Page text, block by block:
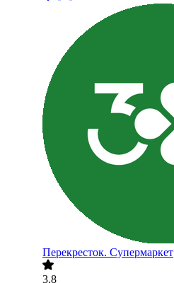
Перекресток. Супермаркет
3.8